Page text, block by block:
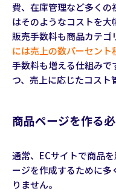
費、在庫管理など多く
はそのようなコストを大
販売手数料も商品カテゴ
には売上の数パーセント
手数料も増える仕組みで
つ、売上に応じたコスト
商品ページを作る
通常、ECサイトで商品
ージを作成するために
りません。